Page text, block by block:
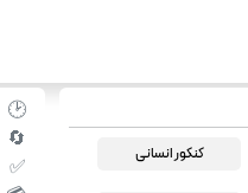
کنکور انسانی
🕑
🔄
✅